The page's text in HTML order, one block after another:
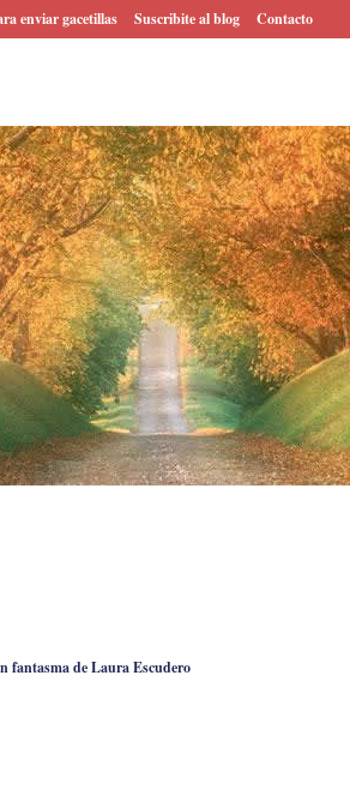
enviar gacetillas Suscribite al blog Contacto
fantasma de Laura Escudero